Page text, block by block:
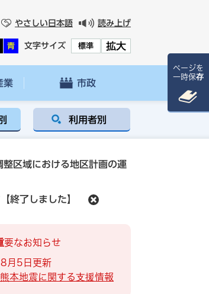
やさしい日本語 読み上げ
青 文字サイズ 標準 拡大
業 市政
利用者別
整区域における地区計画の運
終了しました】
要なお知らせ
月5日更新
本地震に関する支援情報
ページを
一時保存